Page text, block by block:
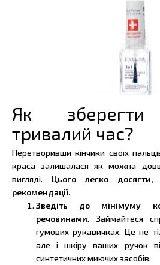
Як зберегти
тривалий час?
Перетворивши кінчики своїх
краса залишалася як можна
вигляді. Цього легко досягти,
рекомендації.
Зведіть до мінімуму
речовинами. Займайтеся
гумових рукавичках. Це не
але і шкіру ваших ручок
синтетичних миючих засобів.